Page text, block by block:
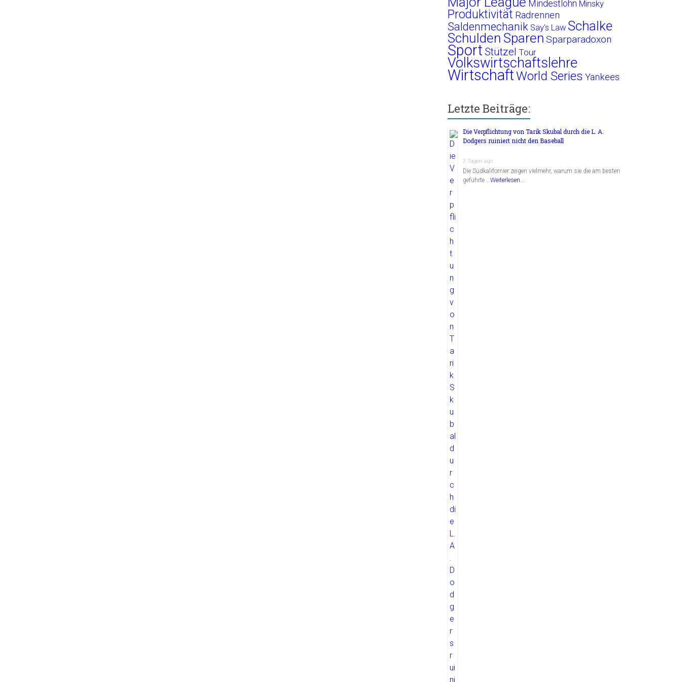
Mindestlohn Minsky
Produktivität Radrennen
Saldenmechanik Say's Law Schalke
Schulden Sparen Sparparadoxon
Sport Stützel Tour
Volkswirtschaftslehre
WirtschaftWorld Series Yankees
Letzte Beiträge:
Die Verpflichtung von Tarik Skubal durch die L. A.
Dodgers ruiniert nicht den Baseball
2 Tagen ago
Die Südkalifornier zeigen vielmehr, warum sie die am besten
geführte …Weiterlesen...